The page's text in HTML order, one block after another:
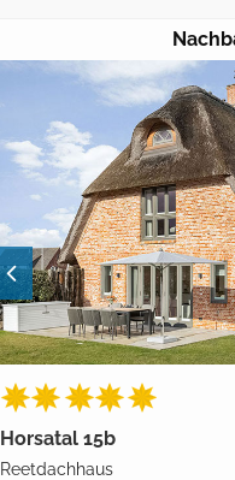
Horsatal 15b
Reetdachhaus